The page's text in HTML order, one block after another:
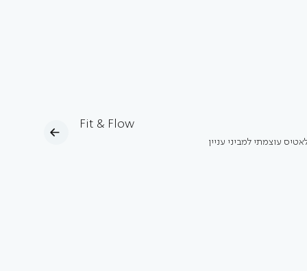
Fit & Flow
עוצמתי למביני עניין